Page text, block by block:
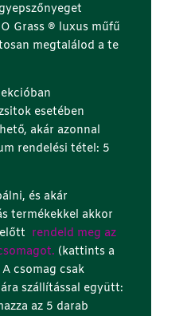
Grass ® luxus műfű
megtalálod a te
esetében
akár azonnal
rendelési tétel: 5
és akár
termékekkel akkor
rendeld meg az
(kattints a
csomag csak
szállítással együtt:
az 5 darab